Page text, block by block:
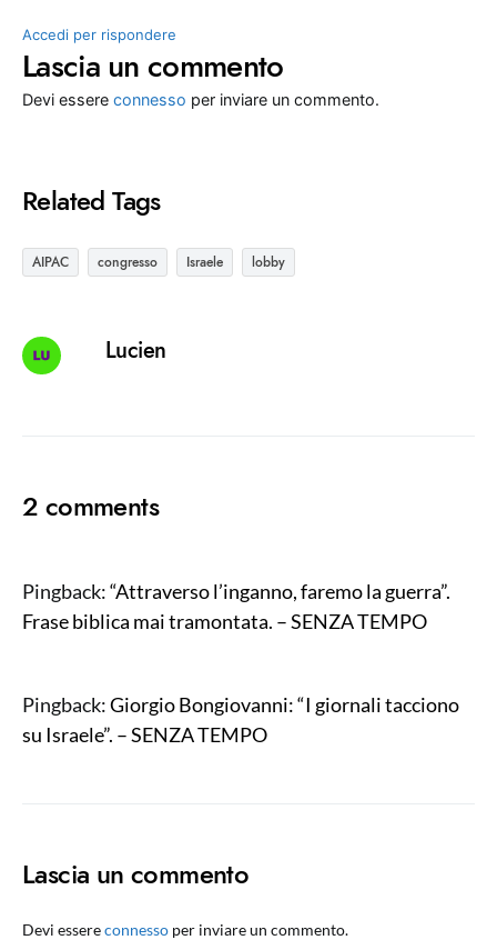
Accedi per rispondere
Lascia un commento
Devi essere connesso per inviare un commento.
Related Tags
AIPAC congresso Israele lobby
Lucien
2 comments
Pingback:“Attraverso l’inganno, faremo la guerra”.
Frase biblica mai tramontata. – SENZA TEMPO
Pingback:Giorgio Bongiovanni: “I giornali tacciono
su Israele”. – SENZA TEMPO
Lascia un commento
Devi essereconnesso per inviare un commento.